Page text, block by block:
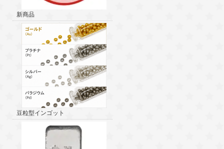
新商品
豆粒型インゴット